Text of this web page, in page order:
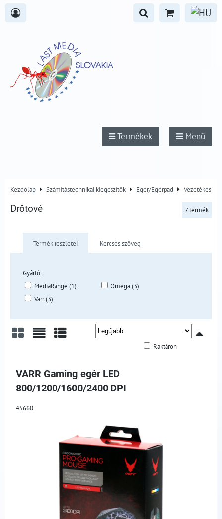
Termékek Menü
Kezdőlap Számítástechnikai kiegészítők Egér/Egérpad Vezetékes
Drôtové 7termék
Termék részletei Keresés szöveg
Gyártó:
MediaRange (1)
Omega (3)
Varr (3)
Raktáron
VARR Gaming egér LED
800/1200/1600/2400 DPI
45660